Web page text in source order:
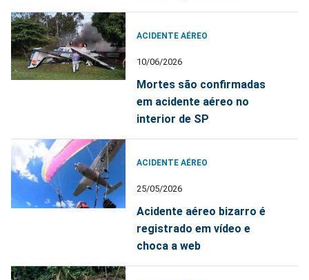
ACIDENTE AÉREO
10/06/2026
Mortes são confirmadas
em acidente aéreo no
interior de SP
ACIDENTE AÉREO
25/05/2026
Acidente aéreo bizarro é
registrado em vídeo e
choca a web